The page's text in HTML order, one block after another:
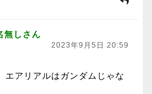
無しさん
2023年9月5日 20:59
エアリアルはガンダムじゃな